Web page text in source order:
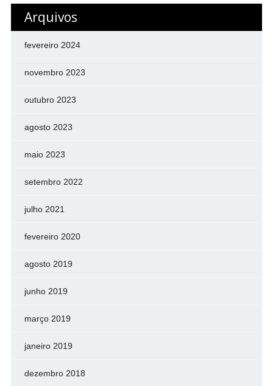
Arquivos
fevereiro 2024
novembro 2023
outubro 2023
agosto 2023
maio 2023
setembro 2022
julho 2021
fevereiro 2020
agosto 2019
junho 2019
março 2019
janeiro 2019
dezembro 2018